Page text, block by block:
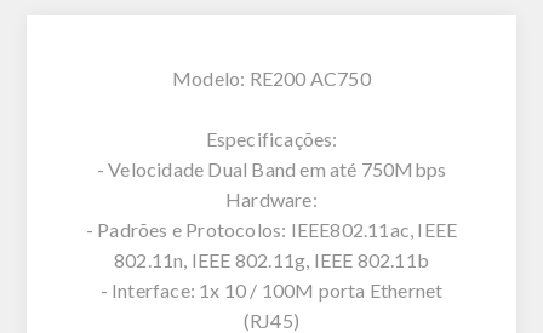
Modelo: RE200 AC750
Especificações:
- Velocidade Dual Band em até 750Mbps
Hardware:
- Padrões e Protocolos: IEEE802.11ac, IEEE
802.11n, IEEE 802.11g, IEEE 802.11b
- Interface: 1x 10 / 100M porta Ethernet
(RJ45)